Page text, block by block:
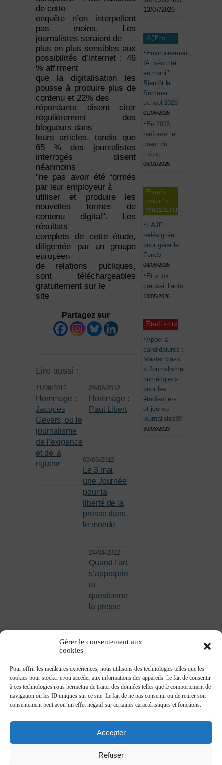
Gérer le consentement aux
cookies
Pour offrir les meilleures expériences, nous utilisons des technologies telles que les
cookies pour stocker et/ou accéder aux informations des appareils. Le fait de consentir
à ces technologies nous permettra de traiter des données telles que le comportement de
navigation ou les ID uniques sur ce site. Le fait de ne pas consentir ou de retirer son
consentement peut avoir un effet négatif sur certaines caractéristiques et fonctions.
Accepter
Refuser
de cette
enquête n’en interpellent
pas moins. Les
journalistes seraient de
plus en plus sensibles aux
possibilités d’internet : 46
% affirment
que la digitalisation les
pousse à produire plus de
contenu et 22% des
répondants disent citer
régulièrement des
blogueurs dans
leurs articles, tandis que
65 % des journalistes
interrogés disent
néanmoins
"ne pas avoir été formés
par leur employeur à
utiliser et produire les
nouvelles formes de
contenu digital". Les
résultats
complets de cette étude,
diligentée par un groupe
européen
de relations publiques,
sont téléchargeables
gratuitement sur le
site
Partagez sur
Lire aussi :
11/09/2012
Hommage :
Jacques
Gevers, ou le
journalisme
de l’exigence
et de la
rigueur
28/06/2012
Hommage :
Paul Libert
03/05/2012
Le 3 mai,
une Journée
pour la
liberté de la
presse dans
le monde
24/04/2012
Quand l’art
s’approprie
et
questionne
la presse
13/07/2026
AJPro
Environnement,
IA, sécurité
en manif’…
Bientôt la
Summer
school 2026
01/06/2026
En 2026,
renforcer le
cœur du
métier
06/01/2026
Fonds
pour le
journalisme
L’AJP
redésignée
pour gérer le
Fonds
04/08/2026
Et si on
creusait l’actu
18/05/2026
Étudiants
Appel à
candidatures :
Master class
« Journalisme
numérique »
pour les
étudiant·e·s
et jeunes
journalistes￼
30/03/2023